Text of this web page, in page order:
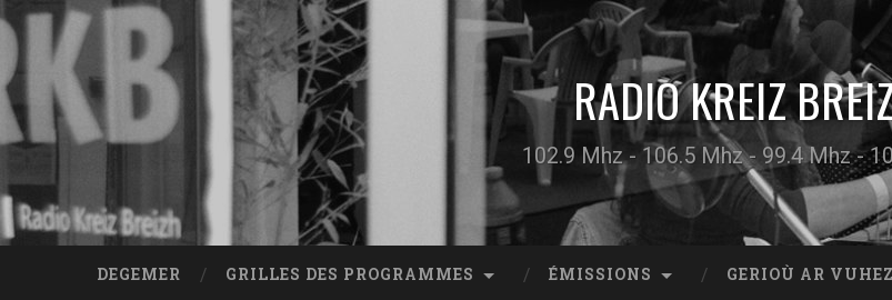
RADIO KREIZ
102.9 Mhz - 106.5 Mhz - 99.4 Mhz -
DEGEMER GRILLES DES PROGRAMMES ÉMISSIONS GERIOÙ AR VUHEZ